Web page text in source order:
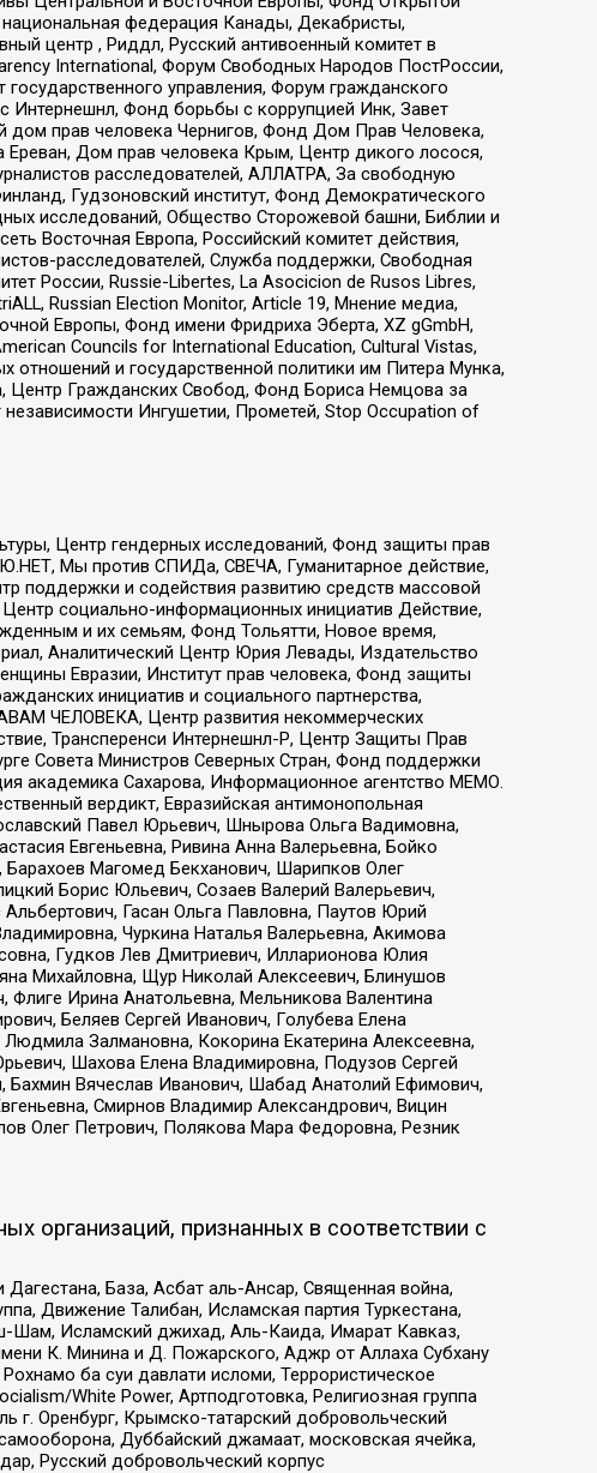
национальная федерация Канады, Декабристы,
центр , Риддл, Русский антивоенный комитет в
International, Форум Свободных Народов ПостРоссии,
управления, Форум гражданского
Интернешнл, Фонд борьбы с коррупцией Инк, Завет
дом прав человека Чернигов, Фонд Дом Прав Человека,
Дом прав человека Крым, Центр дикого лосося,
расследователей, АЛЛАТРА, За свободную
Гудзоновский институт, Фонд Демократического
исследований, Общество Сторожевой башни, Библии и
Восточная Европа, Российский комитет действия,
расследователей, Служба поддержки, Свободная
России, Russie-Libertes, La Asocicion de Rusos Libres,
Russian Election Monitor, Article 19, Мнение медиа,
Европы, Фонд имени Фридриха Эберта, XZ gGmbH,
Councils for International Education, Cultural Vistas,
и государственной политики им Питера Мунка,
Центр Гражданских Свобод, Фонд Бориса Немцова за
Ингушетии, Прометей, Stop Occupation of
Центр гендерных исследований, Фонд защиты прав
Мы против СПИДа, СВЕЧА, Гуманитарное действие,
поддержки и содействия развитию средств массовой
социально-информационных инициатив Действие,
и их семьям, Фонд Тольятти, Новое время,
Аналитический Центр Юрия Левады, Издательство
Евразии, Институт прав человека, Фонд защиты
инициатив и социального партнерства,
ЧЕЛОВЕКА, Центр развития некоммерческих
Трансперенси Интернешнл-Р, Центр Защиты Прав
Совета Министров Северных Стран, Фонд поддержки
академика Сахарова, Информационное агентство МЕМО.
вердикт, Евразийская антимонопольная
Павел Юрьевич, Шнырова Ольга Вадимовна,
Евгеньевна, Ривина Анна Валерьевна, Бойко
Барахоев Магомед Бекханович, Шарипков Олег
Борис Юльевич, Созаев Валерий Валерьевич,
Гасан Ольга Павловна, Паутов Юрий
Чуркина Наталья Валерьевна, Акимова
Гудков Лев Дмитриевич, Илларионова Юлия
Михайловна, Щур Николай Алексеевич, Блинушов
Ирина Анатольевна, Мельникова Валентина
Беляев Сергей Иванович, Голубева Елена
Залмановна, Кокорина Екатерина Алексеевна,
Шахова Елена Владимировна, Подузов Сергей
Бахмин Вячеслав Иванович, Шабад Анатолий Ефимович,
Смирнов Владимир Александрович, Вицин
Олег Петрович, Полякова Мара Федоровна, Резник
организаций, признанных в соответствии с
База, Асбат аль-Ансар, Священная война,
Движение Талибан, Исламская партия Туркестана,
Шам, Исламский джихад, Аль-Каида, Имарат Кавказ,
К. Минина и Д. Пожарского, Аджр от Аллаха Субхану
ба суи давлати исломи, Террористическое
White Power, Артподготовка, Религиозная группа
г. Оренбург, Крымско-татарский добровольческий
Дуббайский джамаат, московская ячейка,
Русский добровольческий корпус